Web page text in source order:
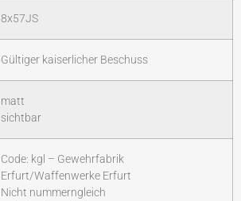
8x57JS
Gültiger kaiserlicher Beschuss
matt
sichtbar
Code: kgl – Gewehrfabrik
Erfurt/Waffenwerke Erfurt
Nicht nummerngleich